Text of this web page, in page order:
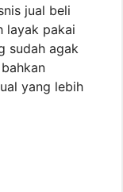
jual beli
layak pakai
sudah agak
yang lebih